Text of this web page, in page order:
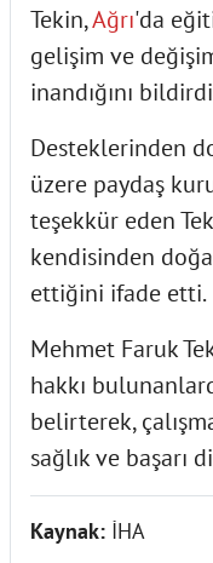
Tekin,Ağrı'da
gelişim ve
inandığını
Desteklerinden
üzere paydaş
teşekkür eden
kendisinden
ettiğini ifade etti.
Mehmet Faruk
hakkı
belirterek,
sağlık ve başarı
Kaynak: İHA